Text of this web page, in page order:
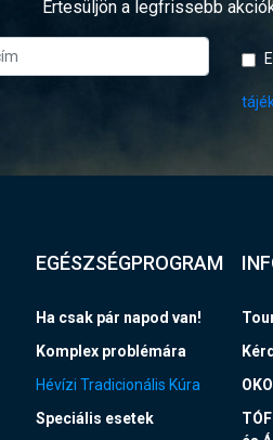
Értesüljön a legfrissebb
EGÉSZSÉGPROGRAM
Ha csak pár napod van!
Komplex problémára
Hévízi Tradicionális Kúra
Speciális esetek